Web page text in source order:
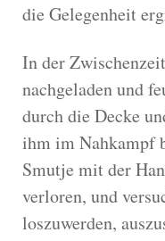
die Gelegenheit
In der
nachgeladen und
durch die Decke
ihm im Nahkampf
Smutje mit der
verloren, und
loszuwerden,